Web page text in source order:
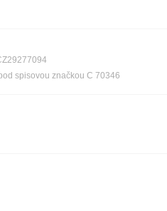
spisovou značkou C 70346